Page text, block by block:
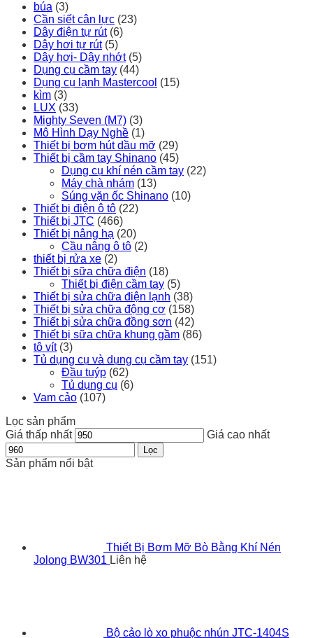
búa (3)
Cần siết cân lực (23)
Dây điện tự rút (6)
Dây hơi tự rút (5)
Dây hơi- Dây nhớt (5)
Dụng cụ cầm tay (44)
Dụng cụ lạnh Mastercool (15)
kìm (3)
LUX (33)
Mighty Seven (M7) (3)
Mô Hình Dạy Nghề (1)
Thiết bị bơm hút dầu mỡ (29)
Thiết bị cầm tay Shinano (45)
Dụng cụ khí nén cầm tay (22)
Máy chà nhám (13)
Súng vặn ốc Shinano (10)
Thiết bị điện ô tô (22)
Thiết bị JTC (466)
Thiết bị nâng hạ (20)
Cầu nâng ô tô (2)
thiết bị rửa xe (2)
Thiết bị sữa chữa điện (18)
Thiết bị điện cầm tay (5)
Thiết bị sửa chữa điện lạnh (38)
Thiết bị sửa chữa động cơ (158)
Thiết bị sửa chữa đồng sơn (42)
Thiết bị sữa chữa khung gầm (86)
tô vít (3)
Tủ dụng cụ và dụng cụ cầm tay (151)
Đầu tuýp (62)
Tủ dụng cụ (6)
Vam cảo (107)
Lọc sản phẩm
Giá thấp nhất
Giá cao nhất
Lọc
Sản phẩm nổi bật
Thiết Bị Bơm Mỡ Bò Bằng Khí Nén
Jolong BW301 Liên hệ
Bộ cảo lò xo phuộc nhún JTC-1404S